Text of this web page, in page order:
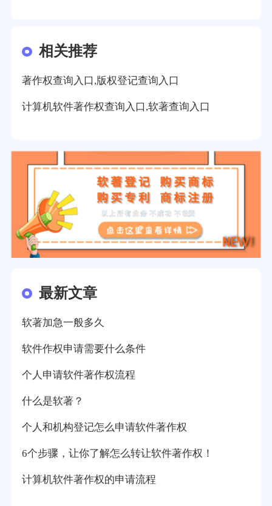
相关推荐
著作权查询入口,版权登记查询入口
计算机软件著作权查询入口,软著查询入口
最新文章
软著加急一般多久
软件作权申请需要什么条件
个人申请软件著作权流程
什么是软著？
个人和机构登记怎么申请软件著作权
6个步骤，让你了解怎么转让软件著作权！
计算机软件著作权的申请流程